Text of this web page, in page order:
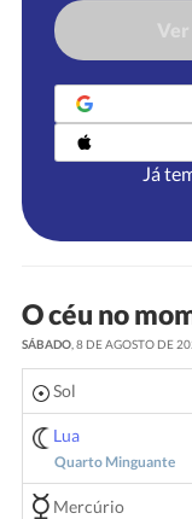
Já
O céu no
SÁBADO, 8 DE AGOSTO DE
Sol
Lua
Quarto Minguante
Mercúrio